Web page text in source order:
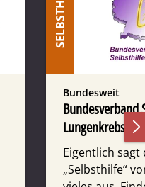
Bundesweit
Bundesverband
Lungenkrebs
Eigentlich sagt
„Selbsthilfe“